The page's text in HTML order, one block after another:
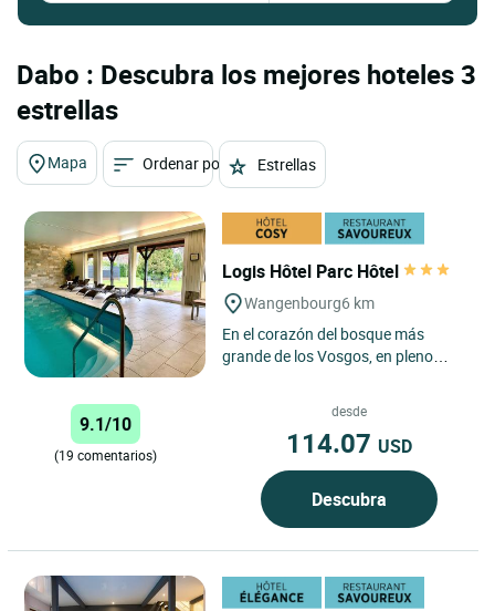
Dabo : Descubra los mejores hoteles 3
estrellas
Mapa Ordenar por Estrellas
Logis Hôtel Parc Hôtel
Wangenbourg6 km
En el corazón del bosque más
grande de los Vosgos, en pleno
9.1/10
(19 comentarios)
desde
114.07 USD
Descubra